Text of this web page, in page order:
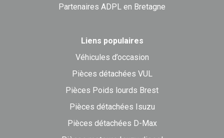
Partenaires ADPL en Bretagne
Liens populaires
Véhicules d’occasion
Pièces détachées VUL
Pièces Poids lourds Brest
Pièces détachées Isuzu
Pièces détachées D-Max